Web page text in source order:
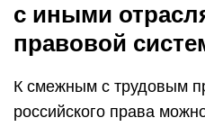
с иными
правовой
К смежным с трудовым
российского права